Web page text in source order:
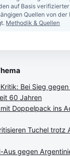
auf Basis
Quellen von der
Methodik & Quellen
Bei Sieg
60 Jahren
Doppelpack ins
Tuchel trotz
Aus gegen